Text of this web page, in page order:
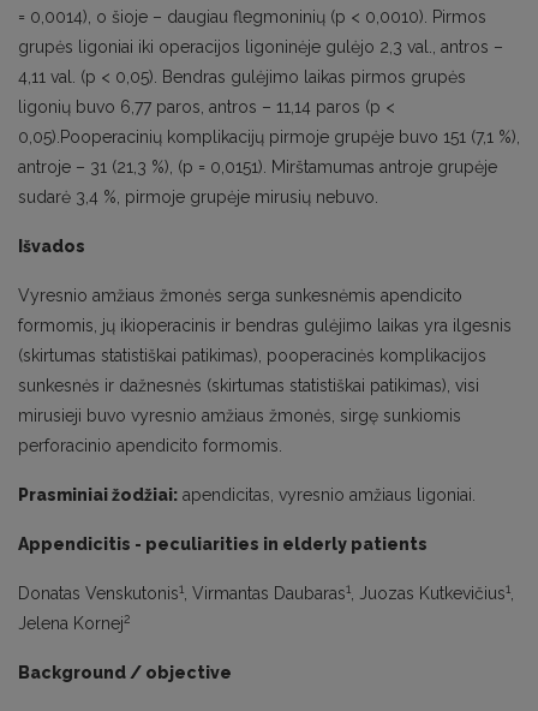
= 0,0014), o šioje – daugiau flegmoninių (p < 0,0010). Pirmos
grupės ligoniai iki operacijos ligoninėje gulėjo 2,3 val., antros –
4,11 val. (p < 0,05). Bendras gulėjimo laikas pirmos grupės
ligonių buvo 6,77 paros, antros – 11,14 paros (p <
0,05).Pooperacinių komplikacijų pirmoje grupėje buvo 151 (7,1 %),
antroje – 31 (21,3 %), (p = 0,0151). Mirštamumas antroje grupėje
sudarė 3,4 %, pirmoje grupėje mirusių nebuvo.
Išvados
Vyresnio amžiaus žmonės serga sunkesnėmis apendicito
formomis, jų ikioperacinis ir bendras gulėjimo laikas yra ilgesnis
(skirtumas statistiškai patikimas), pooperacinės komplikacijos
sunkesnės ir dažnesnės (skirtumas statistiškai patikimas), visi
mirusieji buvo vyresnio amžiaus žmonės, sirgę sunkiomis
perforacinio apendicito formomis.
Prasminiai žodžiai: apendicitas, vyresnio amžiaus ligoniai.
Appendicitis - peculiarities in elderly patients
Donatas Venskutonis1 , Virmantas Daubaras1 , Juozas Kutkevičius1
Jelena Kornej2
Background / objective